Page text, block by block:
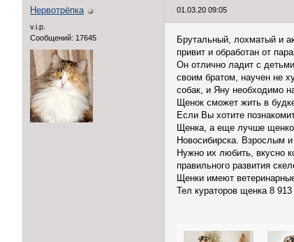
Нервотрёпка
v.i.p.
Сообщений: 17645
01.03.20 09:05
Брутальный, лохматый и
привит и обработан от
Он отлично ладит с
своим братом, научен не
собак, и Яну необходимо
Щенок сможет жить в
Если Вы хотите
Щенка, а еще лучше
Новосибирска. Взрослым
Нужно их любить, вкусно
правильного развития
Щенки имеют
Тел кураторов щенка 8